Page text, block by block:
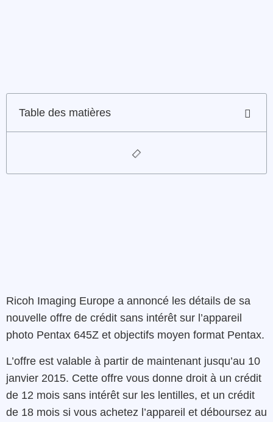
Table des matières
Ricoh Imaging Europe a annoncé les détails de sa
nouvelle offre de crédit sans intérêt sur l’appareil
photo Pentax 645Z et objectifs moyen format Pentax.
L’offre est valable à partir de maintenant jusqu’au 10
janvier 2015. Cette offre vous donne droit à un crédit
de 12 mois sans intérêt sur les lentilles, et un crédit
de 18 mois si vous achetez l’appareil et déboursez au